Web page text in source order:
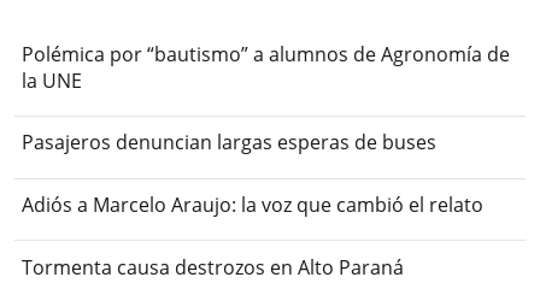
Polémica por “bautismo” a alumnos de Agronomía de
la UNE
Pasajeros denuncian largas esperas de buses
Adiós a Marcelo Araujo: la voz que cambió el relato
Tormenta causa destrozos en Alto Paraná